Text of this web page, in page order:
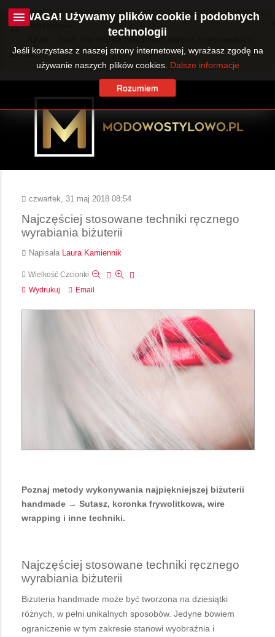
Ostrzeżenie
JUser::_load: Nie można załadować danych użytkownika o
ID: 360.
czwartek, 31 maj 2018 08:54
Najczęściej stosowane techniki ręcznego
wyrabiania biżuterii
Napisała Laura Kamiennik
Wielkość Czcionki
Wydrukuj
Email
Poznaj metody wykonywania najpiękniejszej biżuterii
handmade → Sutasz, koronka frywolitkowa, wire
wrapping i inne techniki.
Najczęściej stosowane techniki ręcznego
wyrabiania biżuterii
Biżuteria handmade może być tworzona na dziesiątki
różnych, w pełni unikalnych sposobów. Jedyne bowiem
ograniczenie w tym zakresie stanowi wyobraźnia i
UWAGA! Używamy plików cookie i podobnych
technologii
Jeśli korzystasz z naszej strony internetowej, wyrażasz zgodę na
używanie naszych plików cookies. Dalsze informacje
Rozumiem